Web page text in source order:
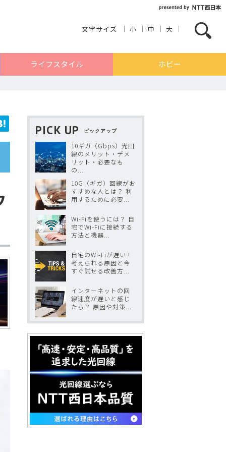
文字サイズ 小 中 大
ライフスタイル ホビー
PICK UP ピックアップ
10ギガ（Gbps）光回
線のメリット・デメ
リット・必要なも
の...
10G（ギガ）回線がお
すすめな人とは？ 利
用するために必要...
Wi-Fiを使うには？ 自
宅でWi-Fiに接続する
方法と機器...
自宅のWi-Fiが遅い！
考えられる原因と今
すぐ試せる改善方...
インターネットの回
線速度が遅いと感じ
たら？ 原因や対策...